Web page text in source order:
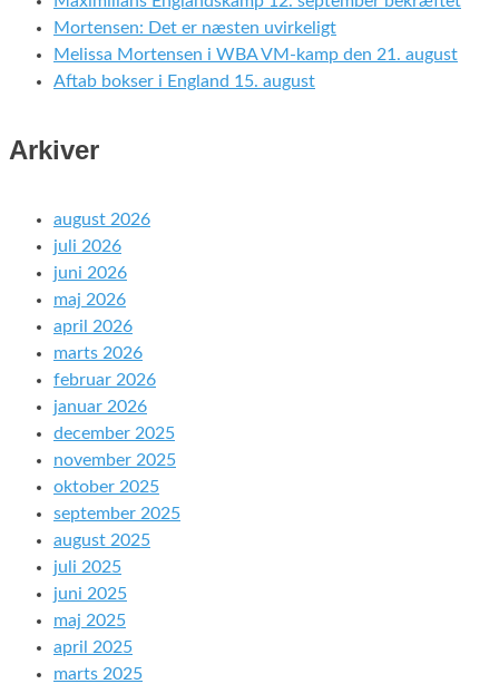
Mortensen: Det er næsten uvirkeligt
Melissa Mortensen i WBA VM-kamp den 21. august
Aftab bokser i England 15. august
Arkiver
august 2026
juli 2026
juni 2026
maj 2026
april 2026
marts 2026
februar 2026
januar 2026
december 2025
november 2025
oktober 2025
september 2025
august 2025
juli 2025
juni 2025
maj 2025
april 2025
marts 2025